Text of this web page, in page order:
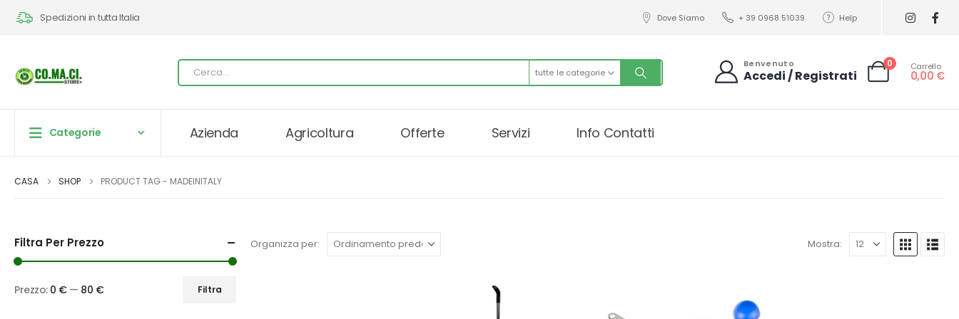
Spedizioni in tutta Italia Dove Siamo + 39 0968 51039 Help
tutte le categorie
Benvenuto
Accedi / Registrati
0 Carrello
0,00 €
Categorie Azienda Agricoltura Offerte Servizi Info Contatti
CASA SHOP PRODUCT TAG - MADEINITALY
Organizza per: Mostra:
Filtra Per Prezzo
Filtra
Prezzo: 0 €— 80 €